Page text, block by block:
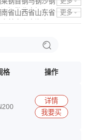
酒钢敬业本钢日照
中天 攀钢 韶钢
广钢
省山西省山东省
甘肃省青海省
香港特别行政区
更多
格 操作
详情
我要买